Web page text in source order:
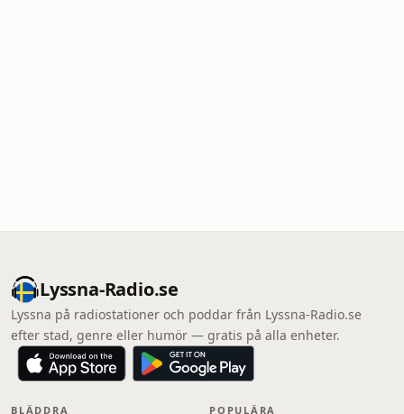
Lyssna-Radio.se
Lyssna på radiostationer och poddar från Lyssna-Radio.se
efter stad, genre eller humör — gratis på alla enheter.
BLÄDDRA POPULÄRA